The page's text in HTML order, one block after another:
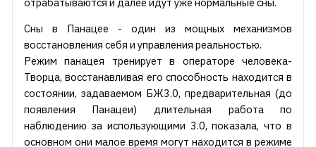
Сны в Панацее - один из мощных механизмов
восстановления себя и управления реальностью.
Режим панацея тренирует в операторе человека-
Творца, восстанавливая его способность находится в
состоянии, задаваемом БЖ3.0, предварительная (до
появления Панацеи) длительная работа по
наблюдению за использующими 3.0, показала, что в
основном они малое время могут находится в режиме